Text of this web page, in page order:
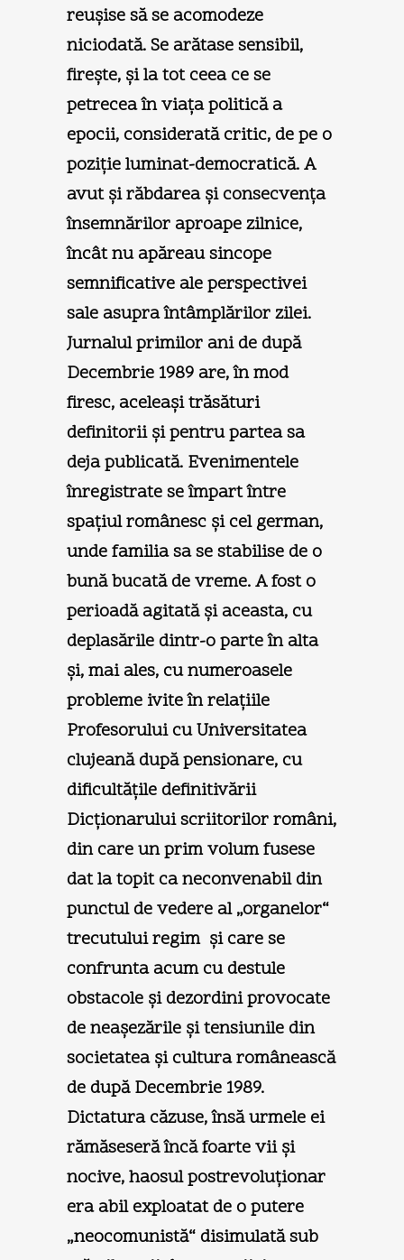
reuşise să se acomodeze
niciodată. Se arătase sensibil,
fireşte, şi la tot ceea ce se
petrecea în viaţa politică a
epocii, considerată critic, de pe o
poziţie luminat-democratică. A
avut şi răbdarea şi consecvenţa
însemnărilor aproape zilnice,
încât nu apăreau sincope
semnificative ale perspectivei
sale asupra întâmplărilor zilei.
Jurnalul primilor ani de după
Decembrie 1989 are, în mod
firesc, aceleaşi trăsături
definitorii şi pentru partea sa
deja publicată. Evenimentele
înregistrate se împart între
spaţiul românesc şi cel german,
unde familia sa se stabilise de o
bună bucată de vreme. A fost o
perioadă agitată şi aceasta, cu
deplasările dintr-o parte în alta
şi, mai ales, cu numeroasele
probleme ivite în relaţiile
Profesorului cu Universitatea
clujeană după pensionare, cu
dificultăţile definitivării
Dicţionarului scriitorilor români,
din care un prim volum fusese
dat la topit ca neconvenabil din
punctul de vedere al „organelor“
trecutului regim şi care se
confrunta acum cu destule
obstacole şi dezordini provocate
de neaşezările şi tensiunile din
societatea şi cultura românească
de după Decembrie 1989.
Dictatura căzuse, însă urmele ei
rămăseseră încă foarte vii şi
nocive, haosul postrevoluţionar
era abil exploatat de o putere
„neocomunistă“ disimulată sub